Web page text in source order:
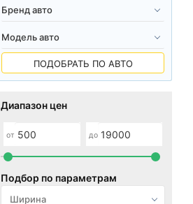
ПОДОБРАТЬ ПО АВТО
Диапазон цен
от до
Подбор по параметрам